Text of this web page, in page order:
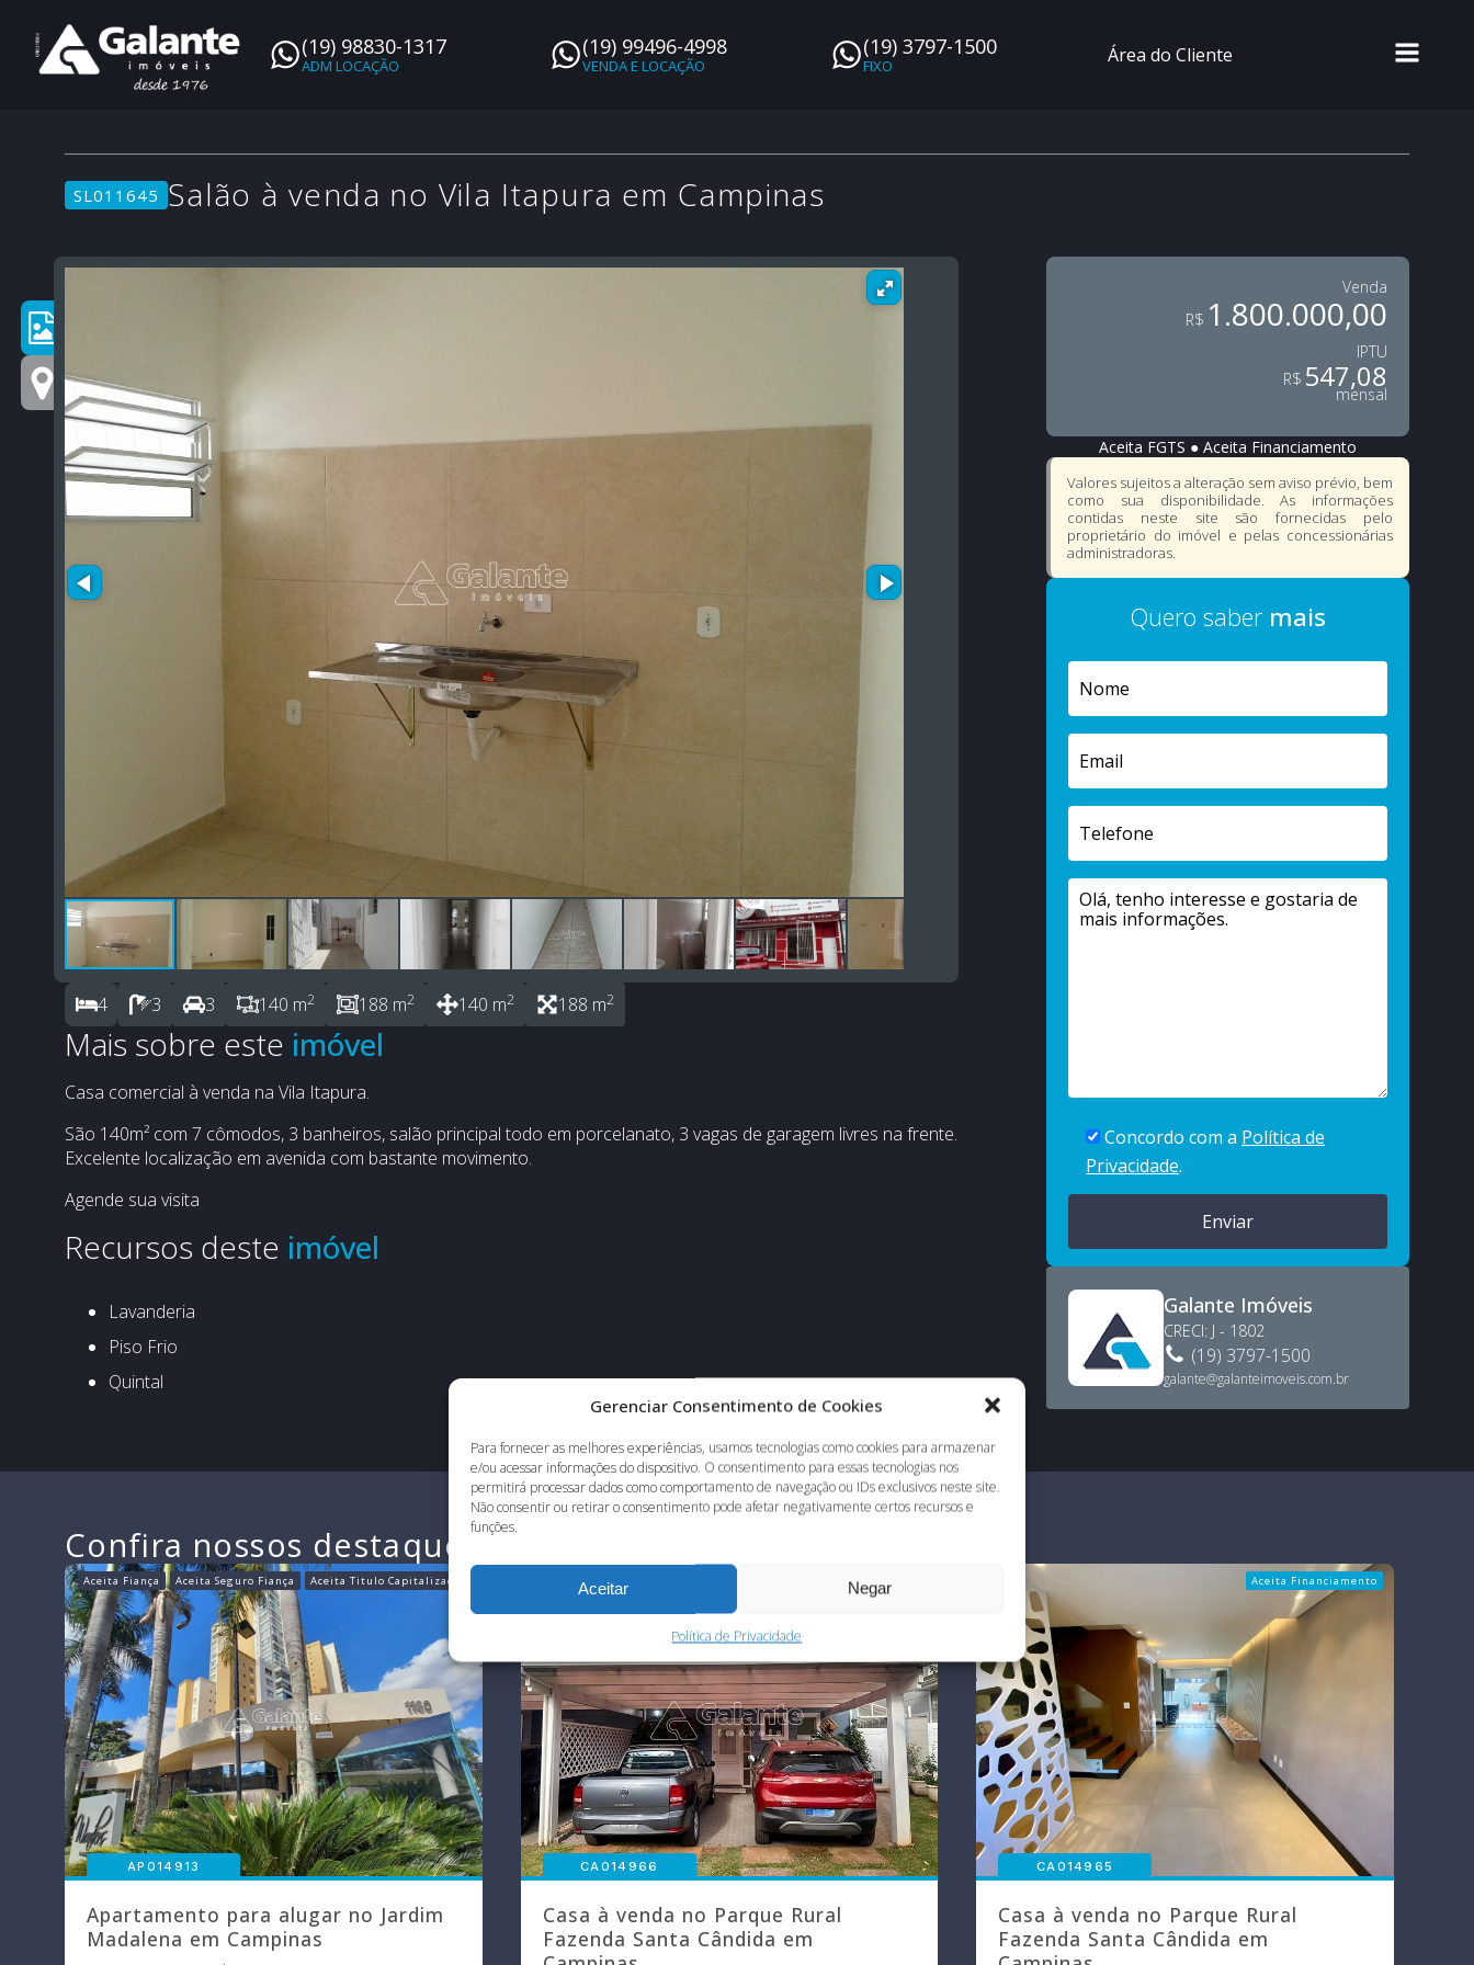
Gerenciar Consentimento de Cookies
Para fornecer as melhores experiências, usamos tecnologias como cookies para armazenar
e/ou acessar informações do dispositivo. O consentimento para essas tecnologias nos
permitirá processar dados como comportamento de navegação ou IDs exclusivos neste site.
Não consentir ou retirar o consentimento pode afetar negativamente certos recursos e
funções.
Aceitar Negar
Política de Privacidade
(19) 98830-1317 (19) 99496-4998 (19) 3797-1500 Área do Cliente
SL011645 Salão à venda no Vila Itapura em Campinas
4 3 3 140 m2 188 m2 140 m2 188 m2
Mais sobre este
Casa comercial à venda na Vila Itapura.
São 140m² com 7 cômodos, 3 banheiros, salão principal todo em porcelanato, 3 vagas de garagem livres na frente.
Excelente localização em avenida com bastante movimento.
Agende sua visita
Recursos deste
Lavanderia
Piso Frio
Quintal
Venda
R$ 1.800.000,00
IPTU
R$ 547,08
mensal
Aceita FGTS ●Aceita Financiamento
Valores sujeitos a alteração sem aviso prévio, bem
como sua disponibilidade. As informações
contidas neste site são fornecidas pelo
proprietário do imóvel e pelas concessionárias
administradoras.
Quero saber
Concordo com a Política de
Privacidade.
Galante Imóveis
CRECI: J - 1802
(19) 3797-1500
galante@galanteimoveis.com.br
Confira nossos destaques - Galante Imóveis
Aceita Fiança Aceita Seguro Fiança Aceita Titulo Capitalização
AP014913
Apartamento para alugar no Jardim
Madalena em Campinas
Aceita Financiamento
CA014966
Casa à venda no Parque Rural
Fazenda Santa Cândida em
Aceita Financiamento
CA014965
Casa à venda no Parque Rural
Fazenda Santa Cândida em